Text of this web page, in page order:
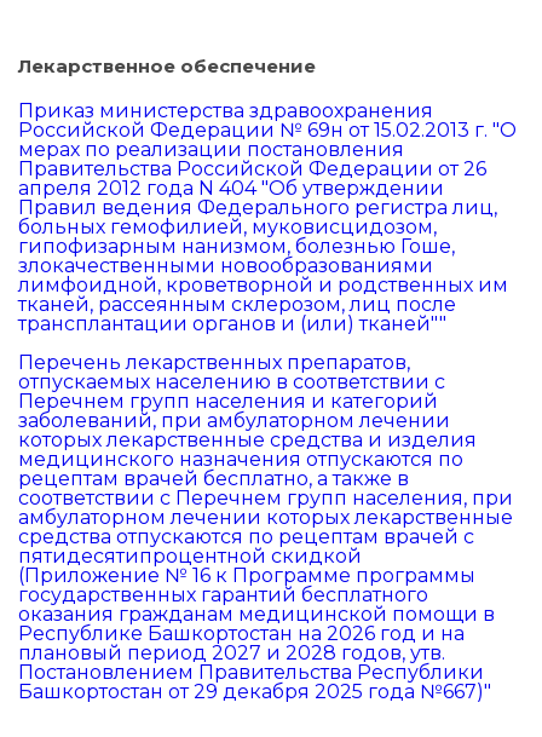
Лекарственное обеспечение
Приказ министерства здравоохранения
Российской Федерации № 69н от 15.02.2013 г. "О
мерах по реализации постановления
Правительства Российской Федерации от 26
апреля 2012 года N 404 "Об утверждении
Правил ведения Федерального регистра лиц,
больных гемофилией, муковисцидозом,
гипофизарным нанизмом, болезнью Гоше,
злокачественными новообразованиями
лимфоидной, кроветворной и родственных им
тканей, рассеянным склерозом, лиц после
трансплантации органов и (или) тканей""
Перечень лекарственных препаратов,
отпускаемых населению в соответствии с
Перечнем групп населения и категорий
заболеваний, при амбулаторном лечении
которых лекарственные средства и изделия
медицинского назначения отпускаются по
рецептам врачей бесплатно, а также в
соответствии с Перечнем групп населения, при
амбулаторном лечении которых лекарственные
средства отпускаются по рецептам врачей с
пятидесятипроцентной скидкой
(Приложение № 16 к Программе программы
государственных гарантий бесплатного
оказания гражданам медицинской помощи в
Республике Башкортостан на 2026 год и на
плановый период 2027 и 2028 годов, утв.
Постановлением Правительства Республики
Башкортостан от 29 декабря 2025 года №667)"